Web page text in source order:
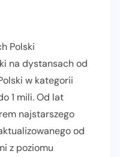
Polski
na dystansach od
w kategorii
1 mili. Od lat
najstarszego
od
z poziomu